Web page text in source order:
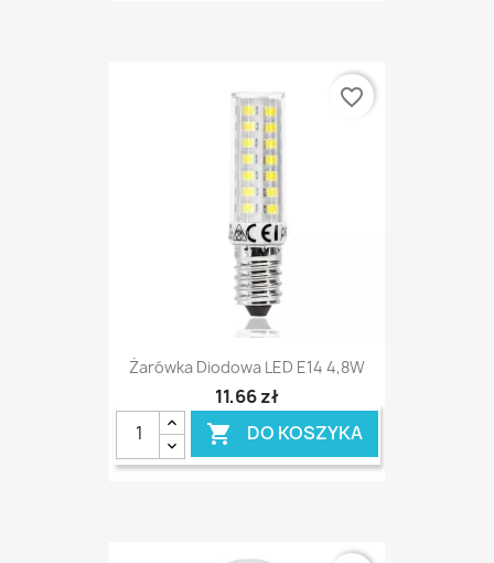
Żarówka Diodowa LED E14 4,8W
11,66 zł
 DO KOSZYKA
favorite_border